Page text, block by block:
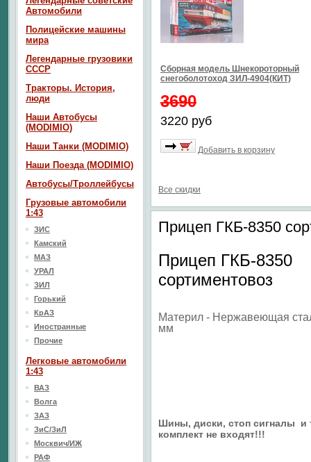
Сборная модель Шнекороторный
снегоболотоход ЗИЛ-4904(КИТ)
3690
3220 руб
Добавить в корзину
Все скидки
Прицеп ГКБ-8350
Прицеп ГКБ-8350
сортиментовоз
Материл - Нержавеющая
мм
Шины, диски, стоп сигналы и
комплект не входят!!!
Автомобили
Полицейские машины
мира
Легендарные грузовики
СССР
Тракторы. История,
люди
Наши Автобусы
(MODIMIO)
Наши Танки (MODIMIO)
Наши Поезда (MODIMIO)
Автобусы/Троллейбусы
Грузовые автомобили
1:43
ЗИС
Камский
МАЗ
УРАЛ
ЗИЛ
Горький
КрАЗ
Иностранные
Прочие
Легковые автомобили
1:43
ВАЗ
Волга
ЗАЗ
ЗиС/ЗиЛ
Москвич/ИЖ
РАФ